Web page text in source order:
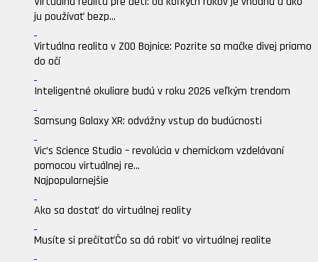
ju používať bezp...
Virtuálna realita v ZOO Bojnice: Pozrite sa mačke divej priamo
do očí
Inteligentné okuliare budú v roku 2026 veľkým trendom
Samsung Galaxy XR: odvážny vstup do budúcnosti
Vic’s Science Studio – revolúcia v chemickom vzdelávaní
pomocou virtuálnej re...
Najpopularnejšie
Ako sa dostať do virtuálnej reality
Musíte si prečítaťČo sa dá robiť vo virtuálnej realite